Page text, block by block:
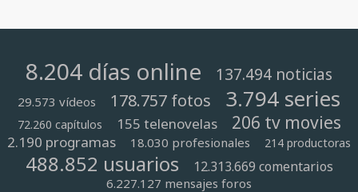
8.204 días online 137.494 noticias
29.573 vídeos 178.757 fotos 3.794 series
72.260 capítulos 155 telenovelas 206 tv movies
2.190 programas 18.030 profesionales 214 productoras
488.852 usuarios 12.313.669 comentarios
6.227.127 mensajes foros